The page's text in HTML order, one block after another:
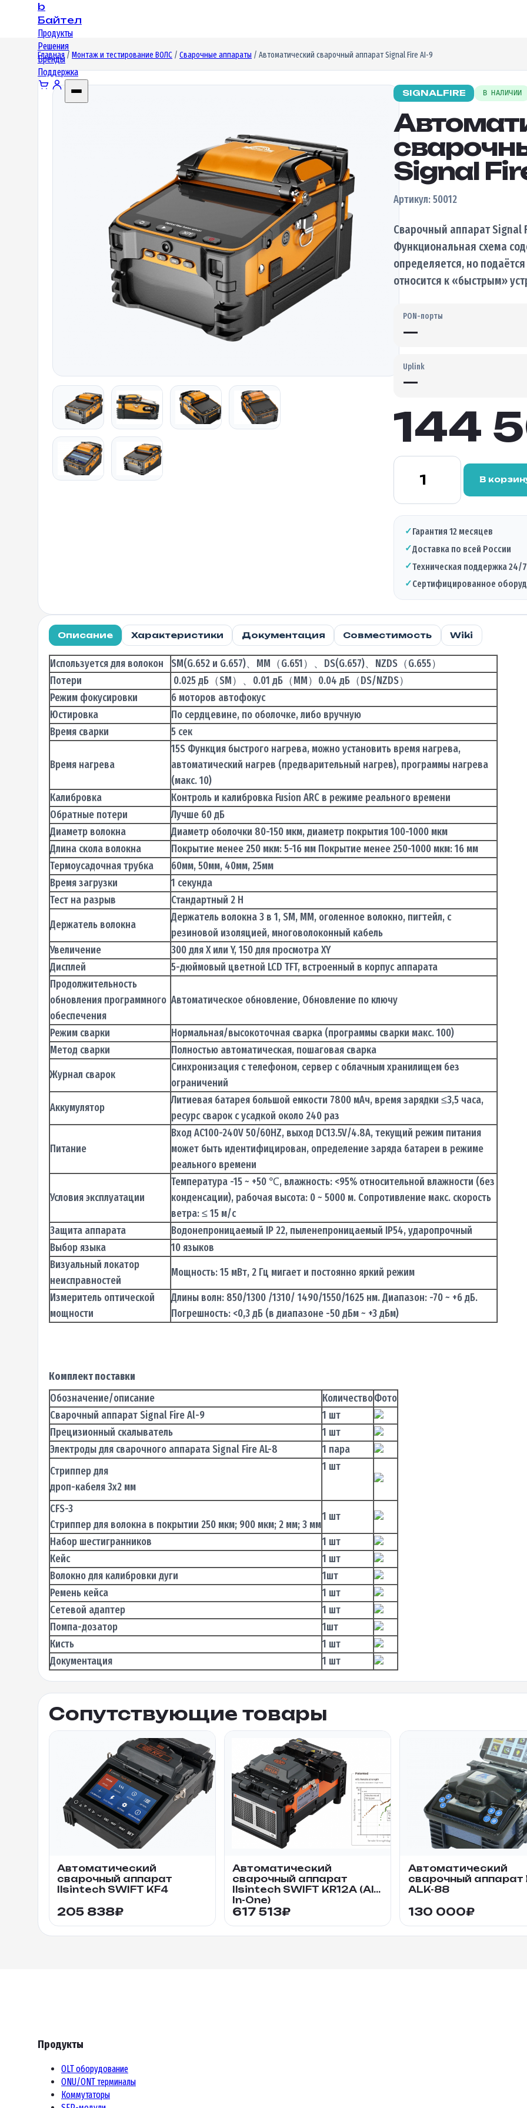
b
Байтел
Продукты
Решения
Бренды
Поддержка
Главная/ Монтаж и тестирование ВОЛС / Сварочные аппараты / Автоматический сварочный аппарат Signal Fire AI-9
SIGNALFIRE В НАЛИЧИИ
Signal
Артикул: 50012
Сварочный аппарат Signal
Функциональная схема
определяется, но
относится к «быстрым»
PON-порты
—
Uplink
—
144
Количество
Автоматический
сварочный
аппарат
Signal
В
✓Гарантия 12 месяцев
✓Доставка по всей России
✓Техническая поддержка 24/7
✓Сертифицированное
Описание Характеристики Документация Совместимость Wiki
Используется для волокон
SM(G.652 и G.657)、MM（G.651）、DS(G.657)、NZDS（G.655）
Потери
0.025 дБ（SM）、0.01 дБ（MM）0.04 дБ（DS/NZDS）
Режим фокусировки
6 моторов автофокус
Юстировка
По сердцевине, по оболочке, либо вручную
Время сварки
5 сек
Время нагрева
15S Функция быстрого нагрева, можно установить время нагрева,
автоматический нагрев (предварительный нагрев), программы нагрева
(макс. 10)
Калибровка
Контроль и калибровка Fusion ARC в режиме реального времени
Обратные потери
Лучше 60 дБ
Диаметр волокна
Диаметр оболочки 80-150 мкм, диаметр покрытия 100-1000 мкм
Длина скола волокна
Покрытие менее 250 мкм: 5-16 мм Покрытие менее 250-1000 мкм: 16 мм
Термоусадочная трубка
60мм, 50мм, 40мм, 25мм
Время загрузки
1 секунда
Тест на разрыв
Стандартный 2 Н
Держатель волокна
Держатель волокна 3 в 1, SM, MM, оголенное волокно, пигтейл, с
резиновой изоляцией, многоволоконный кабель
Увеличение
300 для X или Y, 150 для просмотра XY
Дисплей
5-дюймовый цветной LCD TFT, встроенный в корпус аппарата
Продолжительность
обновления программного
обеспечения
Автоматическое обновление, Обновление по ключу
Режим сварки
Нормальная/высокоточная сварка (программы сварки макс. 100)
Метод сварки
Полностью автоматическая, пошаговая сварка
Журнал сварок
Синхронизация с телефоном, сервер с облачным хранилищем без
ограничений
Аккумулятор
Литиевая батарея большой емкости 7800 мАч, время зарядки ≤3,5 часа,
ресурс сварок с усадкой около 240 раз
Питание
Вход AC100-240V 50/60HZ, выход DC13.5V/4.8A, текущий режим питания
может быть идентифицирован, определение заряда батареи в режиме
реального времени
Условия эксплуатации
Температура -15 ~ +50 ℃, влажность: <95% относительной влажности (без
конденсации), рабочая высота: 0 ~ 5000 м. Сопротивление макс. скорость
ветра: ≤ 15 м/с
Защита аппарата
Водонепроницаемый IP 22, пыленепроницаемый IP54, ударопрочный
Выбор языка
10 языков
Визуальный локатор
неисправностей
Мощность: 15 мВт, 2 Гц мигает и постоянно яркий режим
Измеритель оптической
мощности
Длины волн: 850/1300 /1310/ 1490/1550/1625 нм. Диапазон: -70 ~ +6 дБ.
Погрешность: <0,3 дБ (в диапазоне -50 дБм ~ +3 дБм)
Комплект поставки
Обозначение/описание
КоличествоФото
Сварочный аппарат Signal Fire Al-9
1 шт
Прецизионный скалыватель
1 шт
Электроды для сварочного аппарата Signal Fire AL-8
1 пара
Стриппер для
дроп-кабеля 3х2 мм
1 шт
СFS-3
Стриппер для волокна в покрытии 250 мкм; 900 мкм; 2 мм; 3 мм
1 шт
Набор шестигранников
1 шт
Кейс
1 шт
Волокно для калибровки дуги
1шт
Ремень кейса
1 шт
Сетевой адаптер
1 шт
Помпа-дозатор
1шт
Кисть
1 шт
Документация
1 шт
Сопутствующие товары
Автоматический
сварочный аппарат
Ilsintech SWIFT KF4
205 838₽
Автоматический
сварочный аппарат
Ilsintech SWIFT KR12A (All-
In-One)
617 513₽
Автоматический
сварочный аппарат
ALK-88
130 000₽
Продукты
OLT оборудование
ONU/ONT терминалы
Коммутаторы